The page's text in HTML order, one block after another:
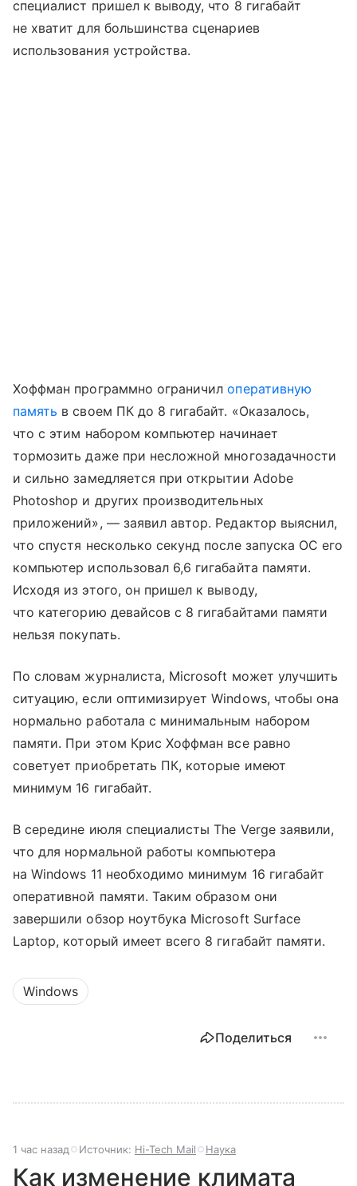
специалист пришел к выводу, что 8 гигабайт
не хватит для большинства сценариев
использования устройства.
Хоффман программно ограничилоперативную
память в своем ПК до 8 гигабайт. «Оказалось,
что с этим набором компьютер начинает
тормозить даже при несложной многозадачности
и сильно замедляется при открытии Adobe
Photoshop и других производительных
приложений», — заявил автор. Редактор выяснил,
что спустя несколько секунд после запуска ОС его
компьютер использовал 6,6 гигабайта памяти.
Исходя из этого, он пришел к выводу,
что категорию девайсов с 8 гигабайтами памяти
нельзя покупать.
По словам журналиста, Microsoft может улучшить
ситуацию, если оптимизирует Windows, чтобы она
нормально работала с минимальным набором
памяти. При этом Крис Хоффман все равно
советует приобретать ПК, которые имеют
минимум 16 гигабайт.
В середине июля специалисты The Verge заявили,
что для нормальной работы компьютера
на Windows 11 необходимо минимум 16 гигабайт
оперативной памяти. Таким образом они
завершили обзор ноутбука Microsoft Surface
Laptop, который имеет всего 8 гигабайт памяти.
Windows
Поделиться
1 час назад Источник: Hi-Tech Mail Наука
Как изменение климата